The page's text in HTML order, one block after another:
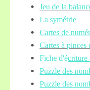
Jeu de la
La symétrie
Cartes de
Cartes à pinces
Fiche d'écriture
Puzzle des
Puzzle des